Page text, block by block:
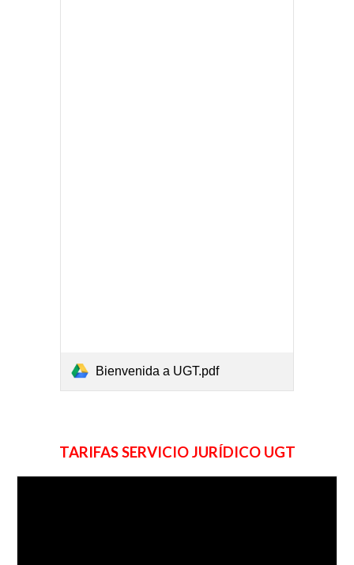
Bienvenida a UGT.pdf
TARIFAS SERVICIO JURÍDICO UGT